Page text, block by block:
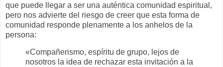
que puede llegar a ser una auténtica comunidad espiritual,
pero nos advierte del riesgo de creer que esta forma de
comunidad responde plenamente a los anhelos de la
persona:
«Compañerismo, espíritu de grupo, lejos de
nosotros la idea de rechazar esta invitación a la